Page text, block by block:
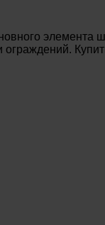
элемента
ограждений.